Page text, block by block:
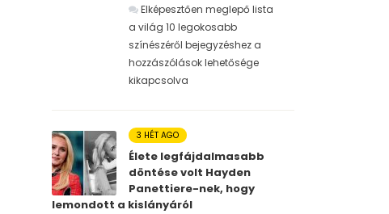
Elképesztően meglepő lista
a világ 10 legokosabb
színészéről bejegyzéshez a
hozzászólások lehetősége
kikapcsolva
3 HÉT AGO
Élete legfájdalmasabb
döntése volt Hayden
Panettiere-nek, hogy
lemondott a kislányáról